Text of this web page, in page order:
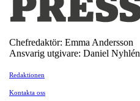
Chefredaktör: Emma Andersson
Ansvarig utgivare: Daniel Nyhlén
Redaktionen
Kontakta oss